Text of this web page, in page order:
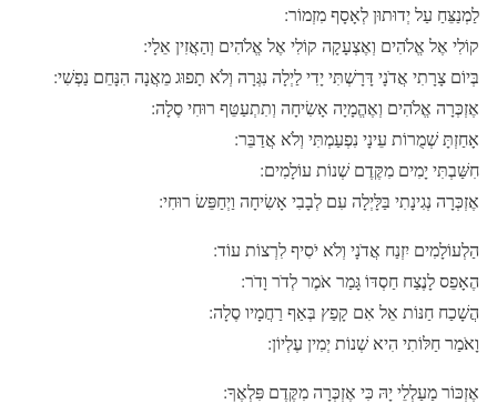
לַמְנַצֵּחַ עַל יְדוּתוּן לְאָסָף מִזְמוֹר:
קוֹלִי אֶל אֱלֹהִים וְאֶצְעָקָה קוֹלִי אֶל אֱלֹהִים וְהַאֲזִין אֵלָי:
בְּיוֹם צָרָתִי אֲדֹנָי דָּרָשְׁתִּי יָדִי לַיְלָה נִגְּרָה וְלֹא תָפוּג מֵאֲנָה הִנָּחֵם נַפְשִׁי:
אֶזְכְּרָה אֱלֹהִים וְאֶהֱמָיָה אָשִׂיחָה וְתִתְעַטֵּף רוּחִי סֶלָה:
אָחַזְתָּ שְׁמֻרוֹת עֵינָי נִפְעַמְתִּי וְלֹא אֲדַבֵּר:
חִשַּׁבְתִּי יָמִים מִקֶּדֶם שְׁנוֹת עוֹלָמִים:
אֶזְכְּרָה נְגִינָתִי בַּלָּיְלָה עִם לְבָבִי אָשִׂיחָה וַיְחַפֵּשׂ רוּחִי:
הַלְעוֹלָמִים יִזְנַח אֲדֹנָי וְלֹא יֹסִיף לִרְצוֹת עוֹד:
הֶאָפֵס לָנֶצַח חַסְדּוֹ גָּמַר אֹמֶר לְדֹר וָדֹר:
הֲשָׁכַח חַנּוֹת אֵל אִם קָפַץ בְּאַף רַחֲמָיו סֶלָה:
וָאֹמַר חַלּוֹתִי הִיא שְׁנוֹת יְמִין עֶלְיוֹן:
אֶזְכּוֹר מַעַלְלֵי יָהּ כִּי אֶזְכְּרָה מִקֶּדֶם פִּלְאֶךָ: